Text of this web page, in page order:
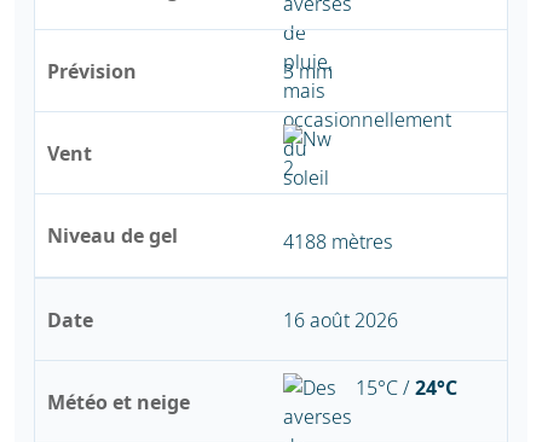
Prévision
Vent
Niveau de gel
3 mm
4188 mètres
Date
Météo et neige
16 août 2026
15°C /24°C